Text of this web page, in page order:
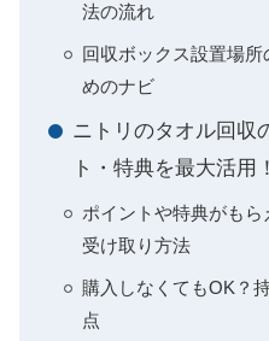
法の流れ
回収ボックス設置場
めのナビ
ニトリのタオル回収
ト・特典を最大活用！
ポイントや特典がも
受け取り方法
購入しなくてもOK？
点